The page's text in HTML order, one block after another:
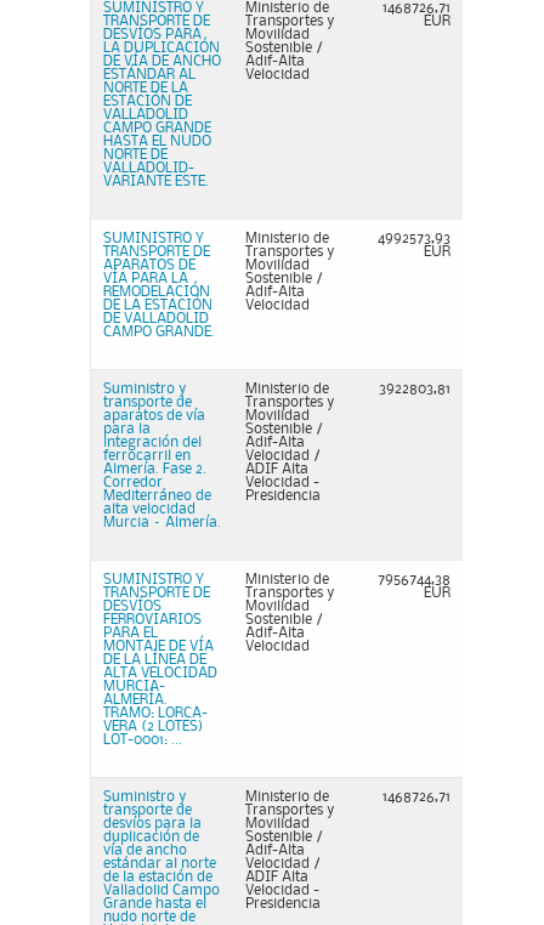
SUMINISTRO Y
TRANSPORTE DE
DESVÍOS PARA
LA DUPLICACIÓN
DE VÍA DE ANCHO
ESTÁNDAR AL
NORTE DE LA
ESTACIÓN DE
VALLADOLID
CAMPO GRANDE
HASTA EL NUDO
NORTE DE
VALLADOLID-
VARIANTE ESTE.
Ministerio de
Transportes y
Movilidad
Sostenible /
Adif-Alta
Velocidad
1468726,71
EUR
SUMINISTRO Y
TRANSPORTE DE
APARATOS DE
VÍA PARA LA
REMODELACIÓN
DE LA ESTACIÓN
DE VALLADOLID
CAMPO GRANDE.
Ministerio de
Transportes y
Movilidad
Sostenible /
Adif-Alta
Velocidad
4992573,93
EUR
Suministro y
transporte de
aparatos de vía
para la
integración del
ferrocarril en
Almería. Fase 2.
Corredor
Mediterráneo de
alta velocidad
Murcia – Almería.
Ministerio de
Transportes y
Movilidad
Sostenible /
Adif-Alta
Velocidad /
ADIF Alta
Velocidad -
Presidencia
3922803,81
SUMINISTRO Y
TRANSPORTE DE
DESVÍOS
FERROVIARIOS
PARA EL
MONTAJE DE VÍA
DE LA LÍNEA DE
ALTA VELOCIDAD
MURCIA-
ALMERÍA.
TRAMO: LORCA-
VERA (2 LOTES)
LOT-0001: ...
Ministerio de
Transportes y
Movilidad
Sostenible /
Adif-Alta
Velocidad
7956744,38
EUR
Suministro y
transporte de
desvíos para la
duplicación de
vía de ancho
estándar al norte
de la estación de
Valladolid Campo
Grande hasta el
nudo norte de
Ministerio de
Transportes y
Movilidad
Sostenible /
Adif-Alta
Velocidad /
ADIF Alta
Velocidad -
Presidencia
1468726,71